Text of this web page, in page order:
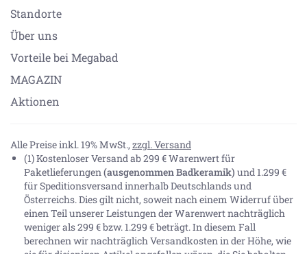
Standorte
Über uns
Vorteile bei Megabad
MAGAZIN
Aktionen
Alle Preise inkl. 19% MwSt., zzgl. Versand
(1) Kostenloser Versand ab 299 € Warenwert für
Paketlieferungen(ausgenommen Badkeramik) und 1.299 €
für Speditionsversand innerhalb Deutschlands und
Österreichs. Dies gilt nicht, soweit nach einem Widerruf über
einen Teil unserer Leistungen der Warenwert nachträglich
weniger als 299 € bzw. 1.299 € beträgt. In diesem Fall
berechnen wir nachträglich Versandkosten in der Höhe, wie